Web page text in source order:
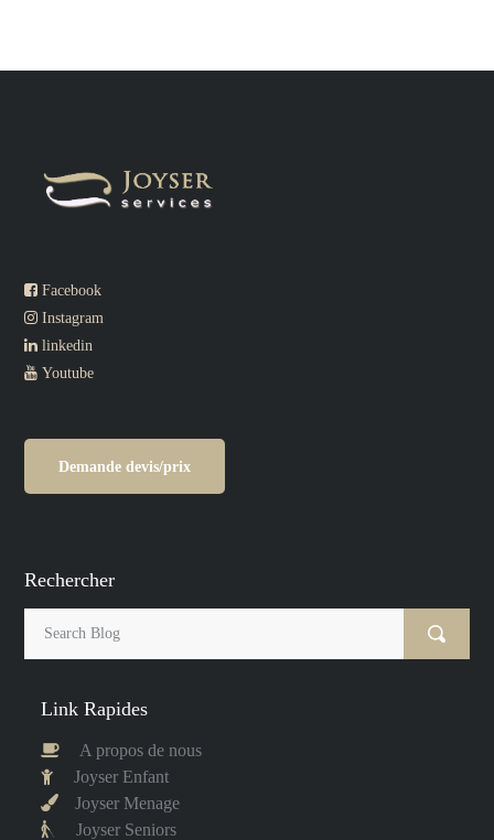
Facebook
Instagram
linkedin
Youtube
Demande devis/prix
Rechercher
Link Rapides
A propos de nous
Joyser Enfant
Joyser Menage
Joyser Seniors